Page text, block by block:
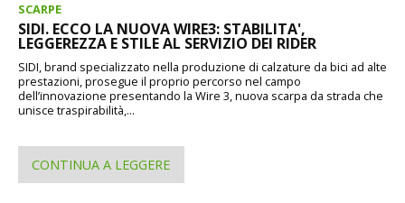
SCARPE
SIDI. ECCO LA NUOVA WIRE3: STABILITA',
LEGGEREZZA E STILE AL SERVIZIO DEI RIDER
SIDI, brand specializzato nella produzione di calzature da bici ad alte
prestazioni, prosegue il proprio percorso nel campo
dell’innovazione presentando la Wire 3, nuova scarpa da strada che
unisce traspirabilità,...
CONTINUA A LEGGERE